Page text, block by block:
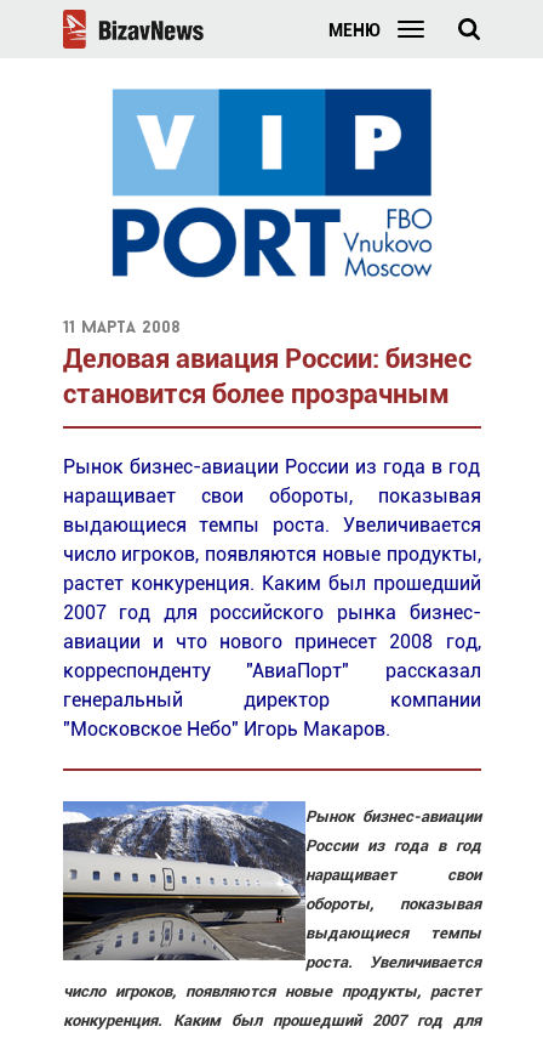
МЕНЮ
11 марта 2008
Деловая авиация России: бизнес
становится более прозрачным
Рынок бизнес-авиации России из года в год
наращивает свои обороты, показывая
выдающиеся темпы роста. Увеличивается
число игроков, появляются новые продукты,
растет конкуренция. Каким был прошедший
2007 год для российского рынка бизнес-
авиации и что нового принесет 2008 год,
корреспонденту "АвиаПорт" рассказал
генеральный директор компании
"Московское Небо" Игорь Макаров.
Рынок бизнес-авиации
России из года в год
наращивает свои
обороты, показывая
выдающиеся темпы
роста. Увеличивается
число игроков, появляются новые продукты, растет
конкуренция. Каким был прошедший 2007 год для